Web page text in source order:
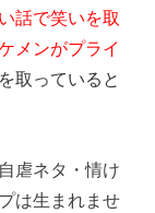
話で笑いを取
メンがプライ
取っていると
虐ネタ・情け
は生まれませ